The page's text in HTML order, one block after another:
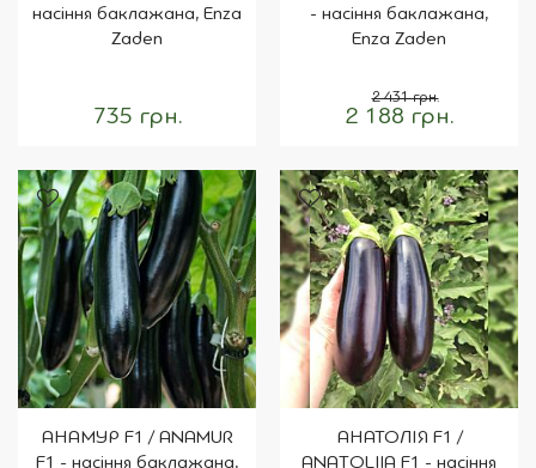
насіння баклажана, Enza
Zaden
735 грн.
- насіння баклажана,
Enza Zaden
2 188 грн.
2 431 грн.
АНАМУР F1 / ANAMUR
F1 - насіння баклажана,
АНАТОЛІЯ F1 /
ANATOLIIA F1 - насіння